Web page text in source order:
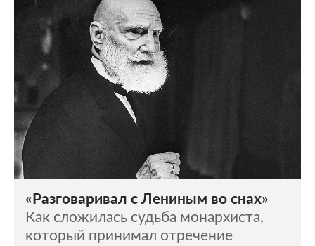
«Разговаривал с Лениным во снах»
Как сложилась судьба монархиста,
который принимал отречение